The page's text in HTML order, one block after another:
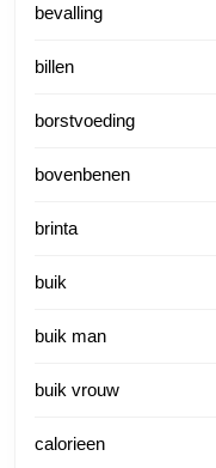
bevalling
billen
borstvoeding
bovenbenen
brinta
buik
buik man
buik vrouw
calorieen